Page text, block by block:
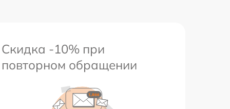
Скидка -10% при
повторном обращении